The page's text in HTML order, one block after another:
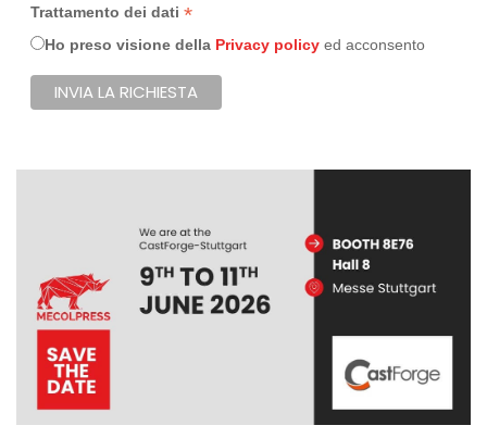
Trattamento dei dati *
Ho preso visione della Privacy policy ed acconsento